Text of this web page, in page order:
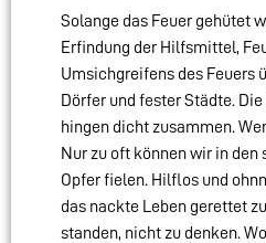
Solange das Feuer gehütet
Erfindung der Hilfsmittel,
Umsichgreifens des Feuers
Dörfer und fester Städte.
hingen dicht zusammen.
Nur zu oft können wir in
Opfer fielen. Hilflos und
das nackte Leben gerettet
standen, nicht zu denken.